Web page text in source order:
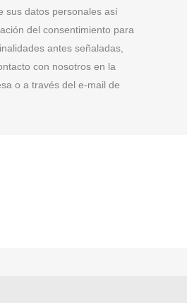
sus datos personales así
del consentimiento para
antes señaladas,
con nosotros en la
o a través del e-mail de